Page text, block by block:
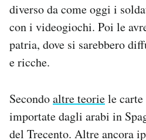
diverso da come oggi i
con i videogiochi. Poi le
patria, dove si sarebbero
e ricche.
Secondoaltre teoriele carte
importate dagli arabi in
del Trecento. Altre ancora